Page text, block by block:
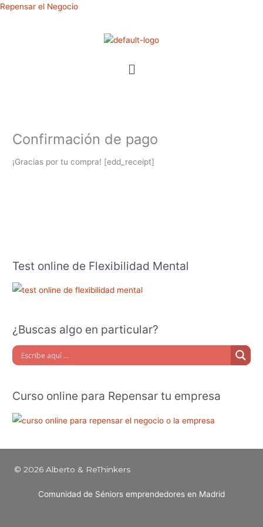
Ir
Repensar el Negocio
Menú
Confirmación de pago
¡Gracias por tu compra! [edd_receipt]
Test online de Flexibilidad Mental
¿Buscas algo en particular?
Curso online para Repensar tu empresa
© 2026 Alberto & ReThinkers
Comunidad de Séniors emprendedores en Madrid